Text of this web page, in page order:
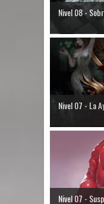
Nivel 08 -
Nivel 07 - La
Nivel 07 -